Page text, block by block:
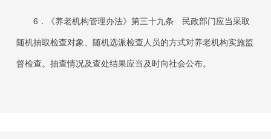
6．
《养老机构管理办法》第三十九条 民政部门应当采取
随机抽取检查对象、随机选派检查人员的方式对养老机构实施监
督检查。抽查情况及查处结果应当及时向社会公布。